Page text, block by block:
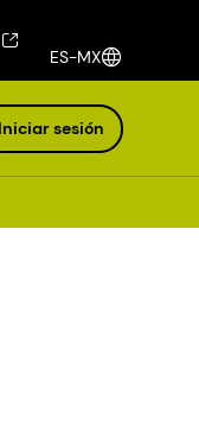
ES-MX
Iniciar sesión